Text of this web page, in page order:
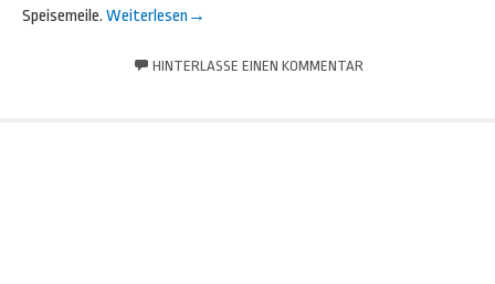
Speisemeile. Weiterlesen →
HINTERLASSE EINEN KOMMENTAR